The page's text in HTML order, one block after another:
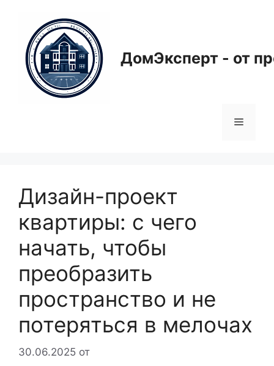
содержимому
ДомЭксперт - от
Меню
Дизайн-проект
квартиры: с чего
начать, чтобы
преобразить
пространство и не
потеряться в мелочах
30.06.2025 от